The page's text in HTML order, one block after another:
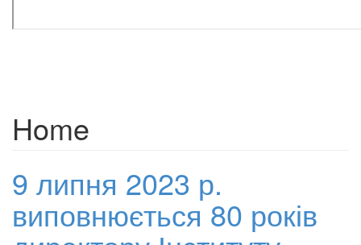
Home
9 липня 2023 р.
виповнюється 80 років